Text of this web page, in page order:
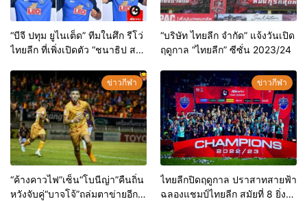
“บีจี ปทุม ยูไนเต็ด” ทีมในศึก รีโว่
ไทยลีก ที่เพิ่งเปิดตัว “ชนาธิป สรง
“บริษัท ไทยลีก จำกัด” แจ้งวันเปิด
ฤดูกาล “ไทยลีก” ซีซั่น 2023/24
ข่าวกีฬา
“ค้างคาวไฟ”เซ็น“โบนีญ่า”คืนถิ่น
หวังจับคู่“บาจโจ้”ถล่มตาข่ายอีก
ข่าวกีฬา
ไทยลีกปิดฤดูกาล ปราสาทสายฟ้า
ฉลองแชมป์ไทยลีก สมัยที่ 8 ยิ่ง